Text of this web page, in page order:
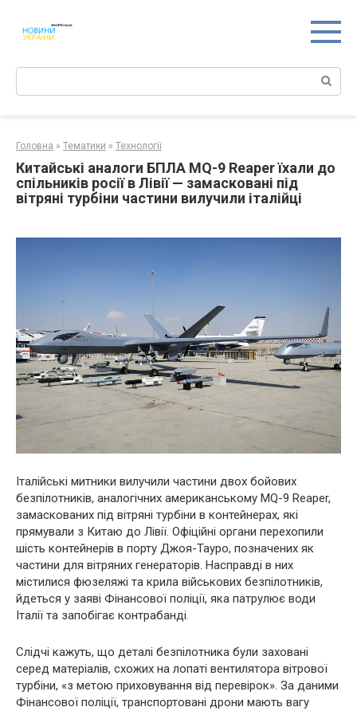
контенту
Поиск:
Головна » Тематики » Технології
Китайські аналоги БПЛА MQ-9 Reaper їхали до
спільників росії в Лівії — замасковані під
вітряні турбіни частини вилучили італійці
Італійські митники вилучили частини двох бойових
безпілотників, аналогічних американському MQ-9 Reaper,
замаскованих під вітряні турбіни в контейнерах, які
прямували з Китаю до Лівії. Офіційні органи перехопили
шість контейнерів в порту Джоя-Тауро, позначених як
частини для вітряних генераторів. Насправді в них
містилися фюзеляжі та крила військових безпілотників,
йдеться у заяві Фінансової поліції, яка патрулює води
Італії та запобігає контрабанді.
Слідчі кажуть, що деталі безпілотника були заховані
серед матеріалів, схожих на лопаті вентилятора вітрової
турбіни, «з метою приховування від перевірок». За даними
Фінансової поліції, транспортовані дрони мають вагу